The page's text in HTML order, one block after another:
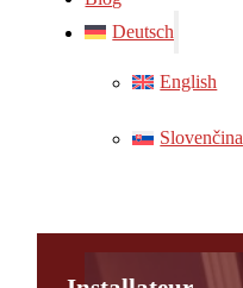
Deutsch
English
Slovenčina